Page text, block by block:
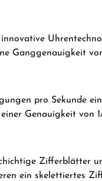
Ganggenauigkeit
pro Sekunde
Genauigkeit von
Zifferblätter
ein skelettiertes